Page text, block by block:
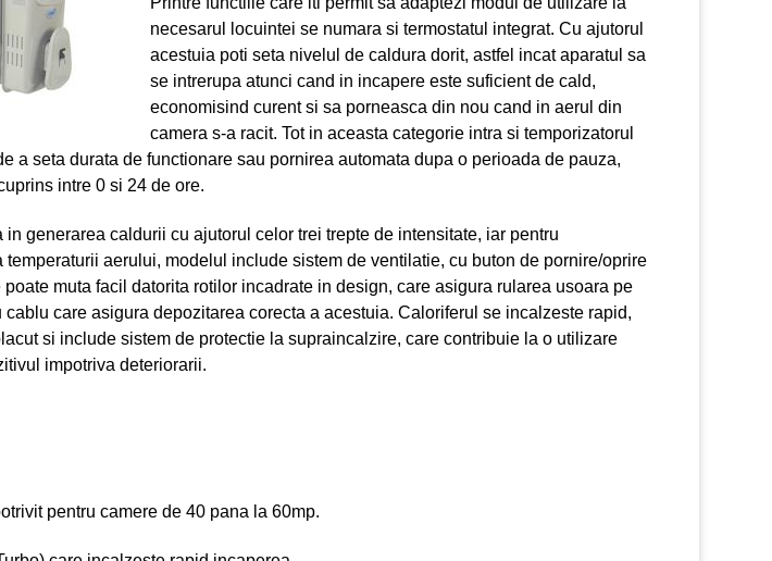
necesarul locuintei se numara si termostatul integrat. Cu ajutorul
acestuia poti seta nivelul de caldura dorit, astfel incat aparatul sa
se intrerupa atunci cand in incapere este suficient de cald,
economisind curent si sa porneasca din nou cand in aerul din
camera s-a racit. Tot in aceasta categorie intra si temporizatorul
a seta durata de functionare sau pornirea automata dupa o perioada de pauza,
intre 0 si 24 de ore.
in generarea caldurii cu ajutorul celor trei trepte de intensitate, iar pentru
temperaturii aerului, modelul include sistem de ventilatie, cu buton de pornire/oprire
muta facil datorita rotilor incadrate in design, care asigura rularea usoara pe
care asigura depozitarea corecta a acestuia. Caloriferul se incalzeste rapid,
si include sistem de protectie la supraincalzire, care contribuie la o utilizare
impotriva deteriorarii.
pentru camere de 40 pana la 60mp.